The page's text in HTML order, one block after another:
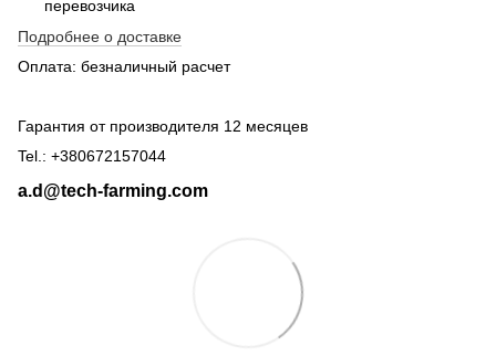
перевозчика
Подробнее о доставке
Оплата: безналичный расчет
Гарантия от производителя 12 месяцев
Tel.: +380672157044
a.d@tech-farming.com